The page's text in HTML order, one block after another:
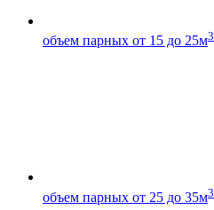
объем парных от 15 до 25м3
объем парных от 25 до 35м3